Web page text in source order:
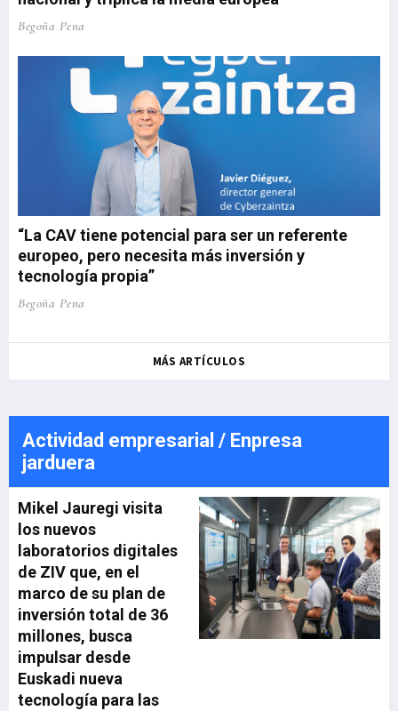
Begoña Pena
“La CAV tiene potencial para ser un referente
europeo, pero necesita más inversión y
tecnología propia”
Begoña Pena
MÁS ARTÍCULOS
Actividad empresarial / Enpresa
jarduera
Mikel Jauregi visita
los nuevos
laboratorios digitales
de ZIV que, en el
marco de su plan de
inversión total de 36
millones, busca
impulsar desde
Euskadi nueva
tecnología para las